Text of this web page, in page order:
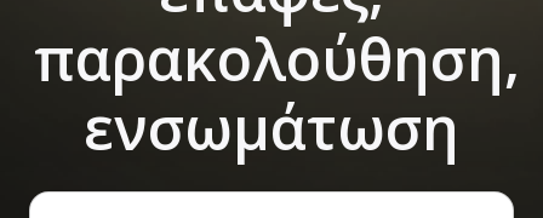
παρακολούθηση,
ενσωμάτωση